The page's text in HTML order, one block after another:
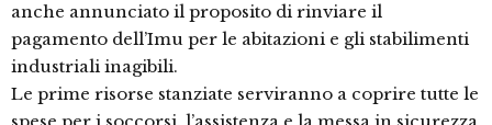
anche annunciato il proposito di rinviare il
pagamento dell’Imu per le abitazioni e gli stabilimenti
industriali inagibili.
Le prime risorse stanziate serviranno a coprire tutte le